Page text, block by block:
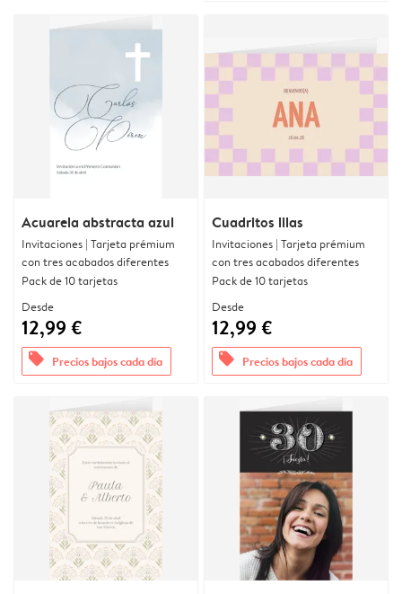
Acuarela abstracta azul
Invitaciones | Tarjeta prémium
con tres acabados diferentes
Pack de 10 tarjetas
Desde
12,99 €
offers Precios bajos cada día
Cuadritos lilas
Invitaciones | Tarjeta prémium
con tres acabados diferentes
Pack de 10 tarjetas
Desde
12,99 €
offers Precios bajos cada día